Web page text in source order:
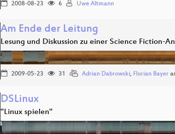
2008-08-23 6 Uwe Altmann
Am Ende der Leitung
Lesung und Diskussion zu einer Science Fiction-
2009-05-23 31 Adrian Dabrowski, Florian Bayer
DSLinux
"Linux spielen"